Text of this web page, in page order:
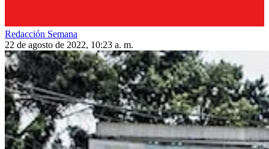
Redacción Semana
22 de agosto de 2022, 10:23 a. m.